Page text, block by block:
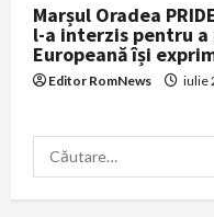
Marșul Oradea
l-a interzis pentru a
Europeană își
Editor RomNews iulie
Caută
după: